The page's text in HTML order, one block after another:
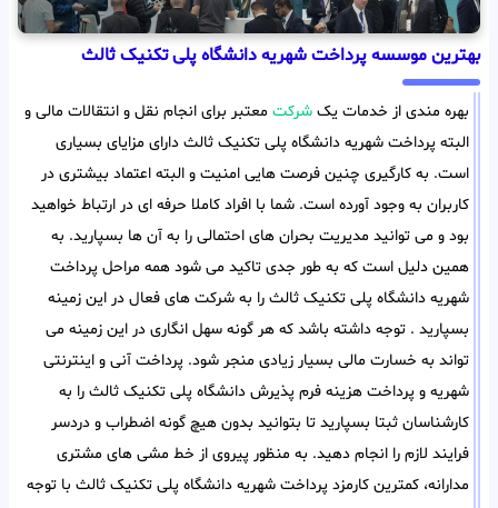
بهترین موسسه پرداخت شهریه دانشگاه پلی تکنیک ثالث
بهره مندی از خدمات یک شرکت معتبر برای انجام نقل و انتقالات مالی و
البته پرداخت شهریه دانشگاه پلی تکنیک ثالث دارای مزایای بسیاری
است. به کارگیری چنین فرصت هایی امنیت و البته اعتماد بیشتری در
کاربران به وجود آورده است. شما با افراد کاملا حرفه ای در ارتباط خواهید
بود و می توانید مدیریت بحران های احتمالی را به آن ها بسپارید. به
همین دلیل است که به طور جدی تاکید می شود همه مراحل پرداخت
شهریه دانشگاه پلی تکنیک ثالث را به شرکت های فعال در این زمینه
بسپارید . توجه داشته باشد که هر گونه سهل انگاری در این زمینه می
تواند به خسارت مالی بسیار زیادی منجر شود. پرداخت آنی و اینترنتی
شهریه و پرداخت هزینه فرم پذیرش دانشگاه پلی تکنیک ثالث را به
کارشناسان ثبتا بسپارید تا بتوانید بدون هیچ گونه اضطراب و دردسر
فرایند لازم را انجام دهید. به منظور پیروی از خط مشی های مشتری
مدارانه، کمترین کارمزد پرداخت شهریه دانشگاه پلی تکنیک ثالث با توجه